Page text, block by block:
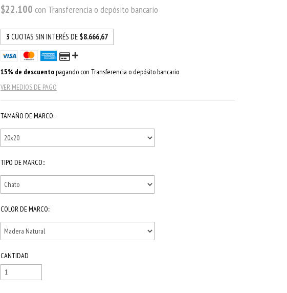
$22.100con Transferencia o depósito bancario
3 CUOTAS SIN INTERÉS DE $8.666,67
15% de descuentopagando con Transferencia o depósito bancario
VER MEDIOS DE PAGO
TAMAÑO DE MARCO::
TIPO DE MARCO::
COLOR DE MARCO::
CANTIDAD